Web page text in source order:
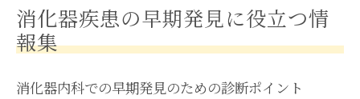
消化器疾患の早期発見に役立つ情
報集
消化器内科での早期発見のための診断ポイント